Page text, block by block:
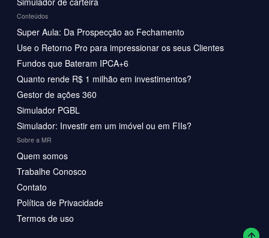
Conteúdos
Super Aula: Da Prospecção ao Fechamento
Use o Retorno Pro para impressionar os seus Clientes
Fundos que Bateram IPCA+6
Quanto rende R$ 1 milhão em investimentos?
Gestor de ações 360
Simulador PGBL
Simulador: Investir em um imóvel ou em FIIs?
Sobre a MR
Quem somos
Trabalhe Conosco
Contato
Política de Privacidade
Termos de uso